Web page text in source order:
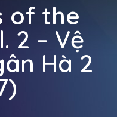
of the
2 – Vệ
Hà 2